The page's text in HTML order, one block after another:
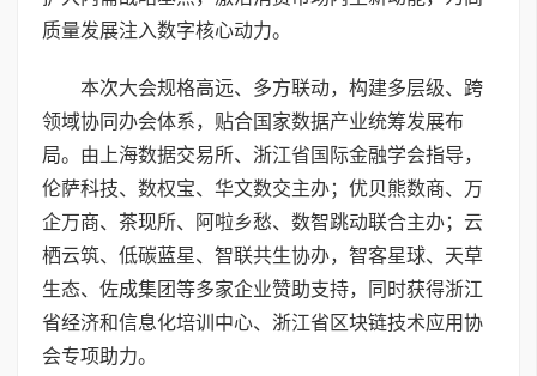
质量发展注入数字核心动力。
本次大会规格高远、多方联动，构建多层级、跨
领域协同办会体系，贴合国家数据产业统筹发展布
局。由上海数据交易所、浙江省国际金融学会指导，
伦萨科技、数权宝、华文数交主办；优贝熊数商、万
企万商、茶现所、阿啦乡愁、数智跳动联合主办；云
栖云筑、低碳蓝星、智联共生协办，智客星球、天草
生态、佐成集团等多家企业赞助支持，同时获得浙江
省经济和信息化培训中心、浙江省区块链技术应用协
会专项助力。